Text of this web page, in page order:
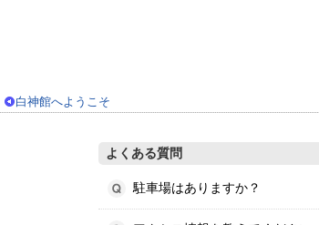
白神館へようこそ
よくある質問
駐車場はありますか？